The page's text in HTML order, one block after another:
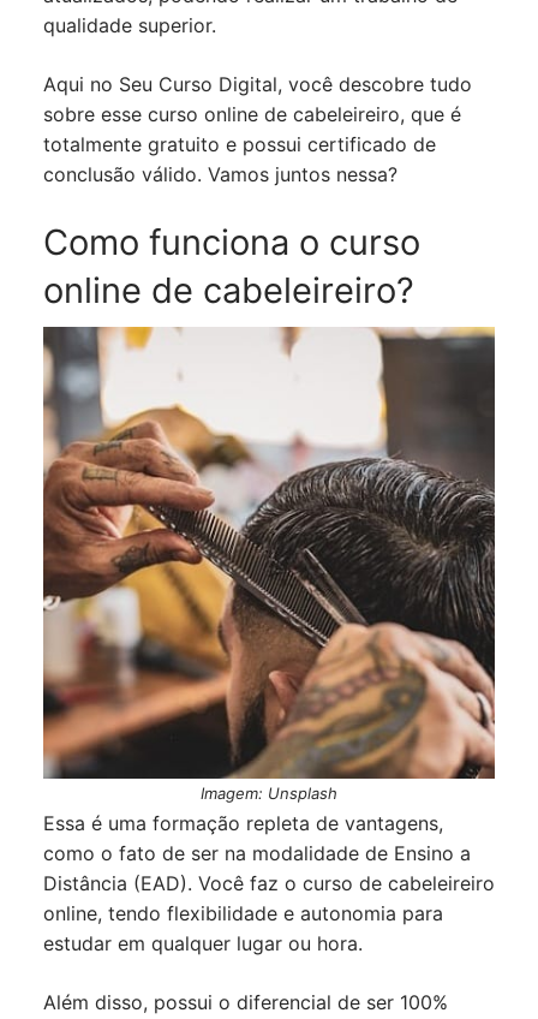
qualidade superior.
Aqui no Seu Curso Digital, você descobre tudo
sobre esse curso online de cabeleireiro, que é
totalmente gratuito e possui certificado de
conclusão válido. Vamos juntos nessa?
Como funciona o curso
online de cabeleireiro?
Imagem: Unsplash
Essa é uma formação repleta de vantagens,
como o fato de ser na modalidade de Ensino a
Distância (EAD). Você faz o curso de cabeleireiro
online, tendo flexibilidade e autonomia para
estudar em qualquer lugar ou hora.
Além disso, possui o diferencial de ser 100%